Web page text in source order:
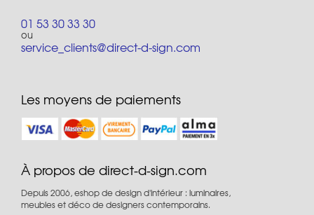
01 53 30 33 30
ou
service_clients@direct-d-sign.com
Les moyens de paiements
À propos de direct-d-sign.com
Depuis 2006, eshop de design d'intérieur : luminaires,
meubles et déco de designers contemporains.